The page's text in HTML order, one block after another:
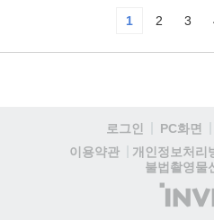
1 2 3
로그인 PC화면
이용약관
개인정보처리
불법촬영물
(
인